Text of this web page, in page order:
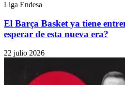
Liga Endesa
El Barça Basket ya tiene
esperar de esta nueva era?
22 julio 2026